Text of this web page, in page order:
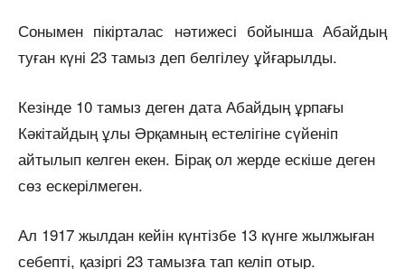
Сонымен пікірталас нәтижесі бойынша Абайдың
туған күні 23 тамыз деп белгілеу ұйғарылды.
Кезінде 10 тамыз деген дата Абайдың ұрпағы
Кәкітайдың ұлы Әрқамның естелігіне сүйеніп
айтылып келген екен. Бірақ ол жерде ескіше деген
сөз ескерілмеген.
Ал 1917 жылдан кейін күнтізбе 13 күнге жылжыған
себепті, қазіргі 23 тамызға тап келіп отыр.